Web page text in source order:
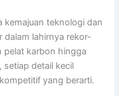
kemajuan teknologi dan
dalam lahirnya rekor-
pelat karbon hingga
setiap detail kecil
yang berarti.